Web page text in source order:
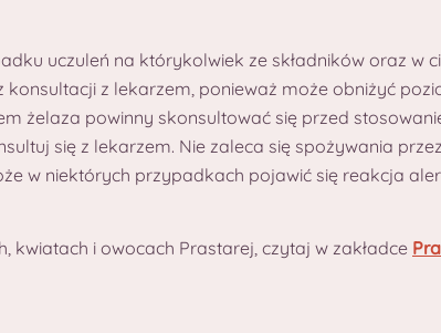
uczuleń na którykolwiek ze składników oraz w
z lekarzem, ponieważ może obniżyć
żelaza powinny skonsultować się przed
się z lekarzem. Nie zaleca się spożywania
w niektórych przypadkach pojawić się reakcja
kwiatach i owocach Prastarej, czytaj w zakładce